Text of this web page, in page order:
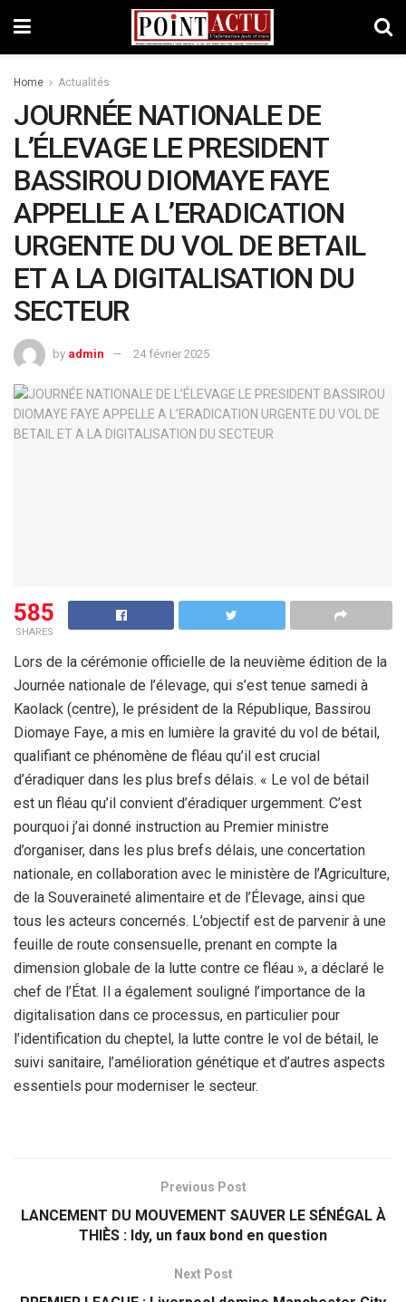
Home Actualités
JOURNÉE NATIONALE DE
L’ÉLEVAGE LE PRESIDENT
BASSIROU DIOMAYE FAYE
APPELLE A L’ERADICATION
URGENTE DU VOL DE BETAIL
ET A LA DIGITALISATION DU
SECTEUR
by admin 24 février 2025
585
SHARES
Lors de la cérémonie officielle de la neuvième édition de la
Journée nationale de l’élevage, qui s’est tenue samedi à
Kaolack (centre), le président de la République, Bassirou
Diomaye Faye, a mis en lumière la gravité du vol de bétail,
qualifiant ce phénomène de fléau qu’il est crucial
d’éradiquer dans les plus brefs délais. « Le vol de bétail
est un fléau qu’il convient d’éradiquer urgemment. C’est
pourquoi j’ai donné instruction au Premier ministre
d’organiser, dans les plus brefs délais, une concertation
nationale, en collaboration avec le ministère de l’Agriculture,
de la Souveraineté alimentaire et de l’Élevage, ainsi que
tous les acteurs concernés. L’objectif est de parvenir à une
feuille de route consensuelle, prenant en compte la
dimension globale de la lutte contre ce fléau », a déclaré le
chef de l’État. Il a également souligné l’importance de la
digitalisation dans ce processus, en particulier pour
l’identification du cheptel, la lutte contre le vol de bétail, le
suivi sanitaire, l’amélioration génétique et d’autres aspects
essentiels pour moderniser le secteur.
Previous Post
LANCEMENT DU MOUVEMENT SAUVER LE SÉNÉGAL À
THIÈS : Idy, un faux bond en question
Next Post